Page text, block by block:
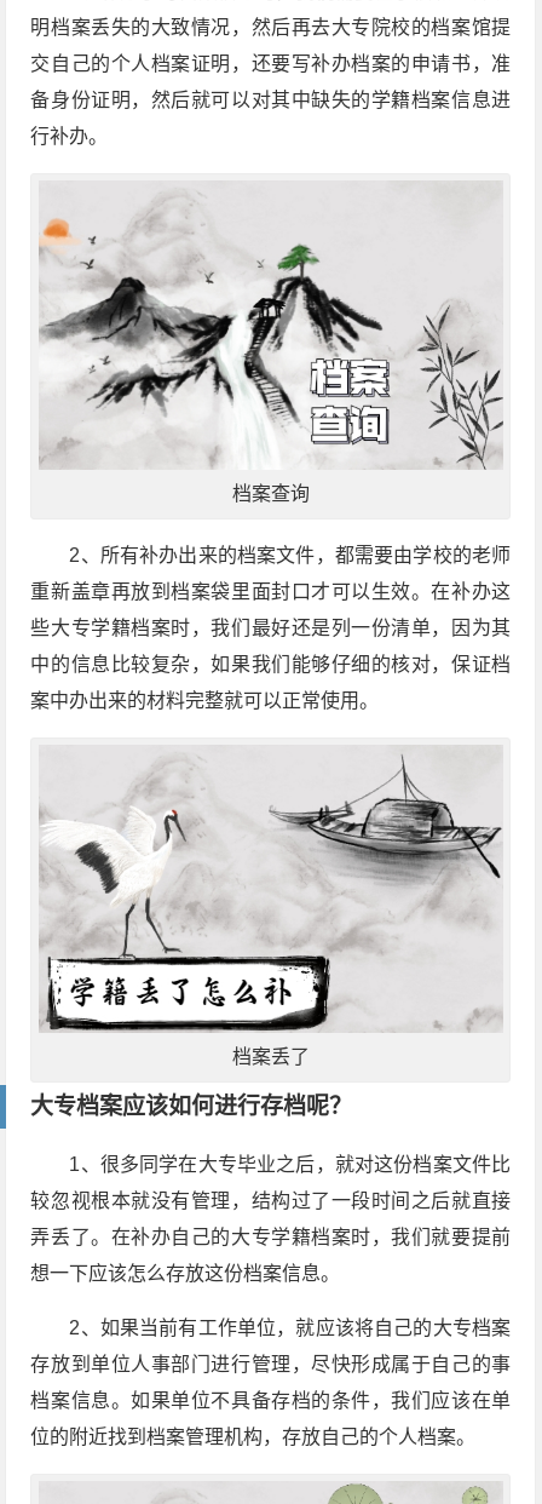
明档案丢失的大致情况，然后再去大专院校的档案馆提
交自己的个人档案证明，还要写补办档案的申请书，准
备身份证明，然后就可以对其中缺失的学籍档案信息进
行补办。
档案查询
2、所有补办出来的档案文件，都需要由学校的老师
重新盖章再放到档案袋里面封口才可以生效。在补办这
些大专学籍档案时，我们最好还是列一份清单，因为其
中的信息比较复杂，如果我们能够仔细的核对，保证档
案中办出来的材料完整就可以正常使用。
档案丢了
大专档案应该如何进行存档呢？
1、很多同学在大专毕业之后，就对这份档案文件比
较忽视根本就没有管理，结构过了一段时间之后就直接
弄丢了。在补办自己的大专学籍档案时，我们就要提前
想一下应该怎么存放这份档案信息。
2、如果当前有工作单位，就应该将自己的大专档案
存放到单位人事部门进行管理，尽快形成属于自己的事
档案信息。如果单位不具备存档的条件，我们应该在单
位的附近找到档案管理机构，存放自己的个人档案。